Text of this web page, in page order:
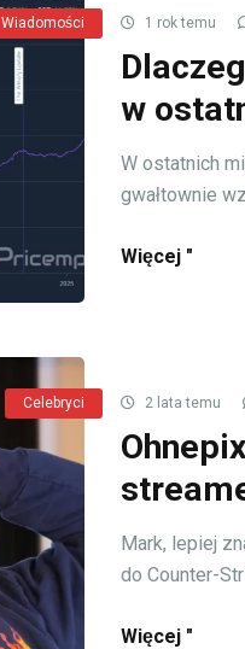
Wiadomości 1 rok temu
w
W ostatnich
gwałtownie
Więcej "
Celebryci 2 lata temu
Mark, lepiej
do Counter-
Więcej "